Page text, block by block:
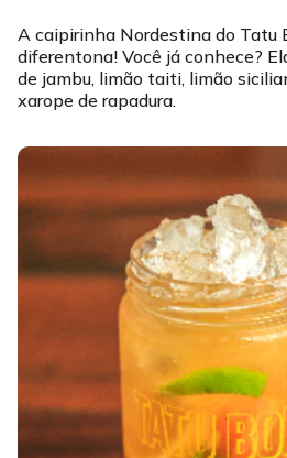
A caipirinha Nordestina do Tatu
diferentona! Você já conhece?
de jambu, limão taiti, limão
xarope de rapadura.